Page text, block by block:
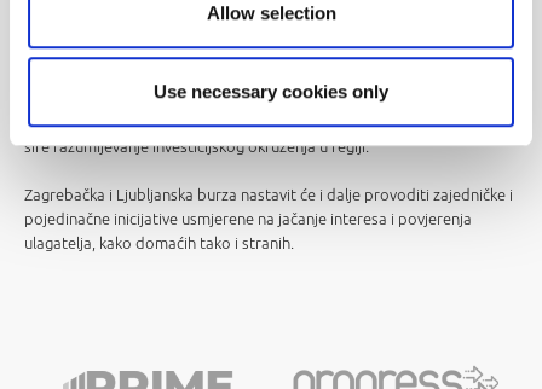
Allow selection
Use necessary cookies only
Cilj je konferencije olakšati domaćim i međunarodnim investitorima
pristup vodećim hrvatskim i slovenskim kompanijama, čime se
likvidnosti. Događanje pruža jedinstvenu priliku za izravan uvid u
poslovanje kompanija uvrštenih na Zagrebačku i Ljubljansku burzu te
šire razumijevanje investicijskog okruženja u regiji.
Zagrebačka i Ljubljanska burza nastavit će i dalje provoditi zajedničke i
pojedinačne inicijative usmjerene na jačanje interesa i povjerenja
ulagatelja, kako domaćih tako i stranih.